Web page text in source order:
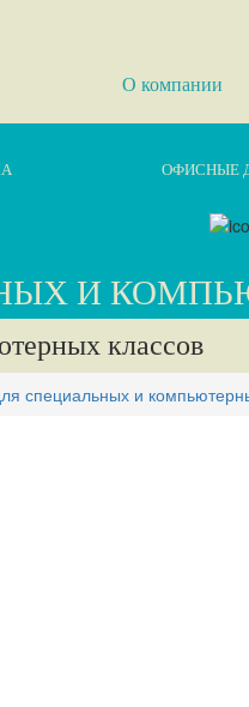
О компании
ОФИСНЫЕ
И
классов
специальных и